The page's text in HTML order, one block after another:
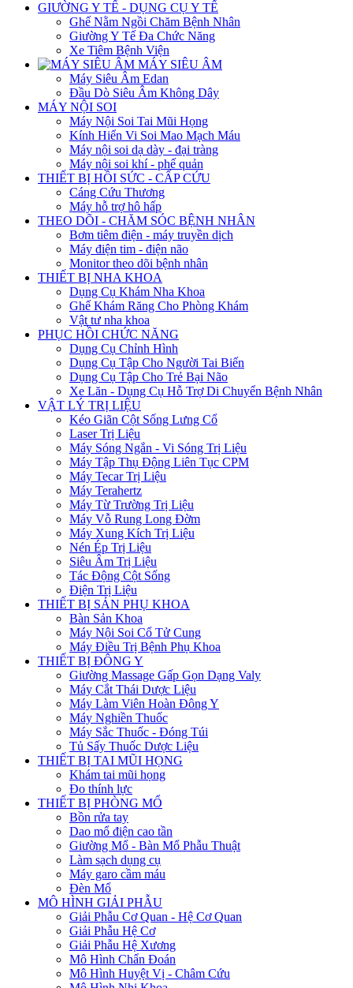
GIƯỜNG Y TẾ - DỤNG CỤ Y TẾ
Ghế Nằm Ngồi Chăm Bệnh Nhân
Giường Y Tế Đa Chức Năng
Xe Tiêm Bệnh Viện
MÁY SIÊU ÂM
Máy Siêu Âm Edan
Đầu Dò Siêu Âm Không Dây
MÁY NỘI SOI
Máy Nội Soi Tai Mũi Họng
Kính Hiển Vi Soi Mao Mạch Máu
Máy nội soi dạ dày - đại tràng
Máy nội soi khí - phế quản
THIẾT BỊ HỒI SỨC - CẤP CỨU
Cáng Cứu Thương
Máy hỗ trợ hô hấp
THEO DÕI - CHĂM SÓC BỆNH NHÂN
Bơm tiêm điện - máy truyền dịch
Máy điện tim - điện não
Monitor theo dõi bệnh nhân
THIẾT BỊ NHA KHOA
Dụng Cụ Khám Nha Khoa
Ghế Khám Răng Cho Phòng Khám
Vật tư nha khoa
PHỤC HỒI CHỨC NĂNG
Dụng Cụ Chỉnh Hình
Dụng Cụ Tập Cho Người Tai Biến
Dụng Cụ Tập Cho Trẻ Bại Não
Xe Lăn - Dụng Cụ Hỗ Trợ Di Chuyển Bệnh Nhân
VẬT LÝ TRỊ LIỆU
Kéo Giãn Cột Sống Lưng Cổ
Laser Trị Liệu
Máy Sóng Ngắn - Vi Sóng Trị Liệu
Máy Tập Thụ Động Liên Tục CPM
Máy Tecar Trị Liệu
Máy Terahertz
Máy Từ Trường Trị Liệu
Máy Vỗ Rung Long Đờm
Máy Xung Kích Trị Liệu
Nén Ép Trị Liệu
Siêu Âm Trị Liệu
Tác Động Cột Sống
Điện Trị Liệu
THIẾT BỊ SẢN PHỤ KHOA
Bàn Sản Khoa
Máy Nội Soi Cổ Tử Cung
Máy Điều Trị Bệnh Phụ Khoa
THIẾT BỊ ĐÔNG Y
Giường Massage Gấp Gọn Dạng Valy
Máy Cắt Thái Dược Liệu
Máy Làm Viên Hoàn Đông Y
Máy Nghiền Thuốc
Máy Sắc Thuốc - Đóng Túi
Tủ Sấy Thuốc Dược Liệu
THIẾT BỊ TAI MŨI HỌNG
Khám tai mũi họng
Đo thính lực
THIẾT BỊ PHÒNG MỔ
Bồn rửa tay
Dao mổ điện cao tần
Giường Mổ - Bàn Mổ Phẫu Thuật
Làm sạch dụng cụ
Máy garo cầm máu
Đèn Mổ
MÔ HÌNH GIẢI PHẪU
Giải Phẫu Cơ Quan - Hệ Cơ Quan
Giải Phẫu Hệ Cơ
Giải Phẫu Hệ Xương
Mô Hình Chẩn Đoán
Mô Hình Huyệt Vị - Châm Cứu